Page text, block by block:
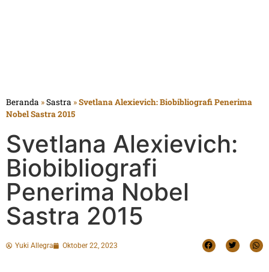
Beranda »Sastra »Svetlana Alexievich: Biobibliografi Penerima
Nobel Sastra 2015
Svetlana Alexievich:
Biobibliografi
Penerima Nobel
Sastra 2015
Yuki Allegra Oktober 22, 2023